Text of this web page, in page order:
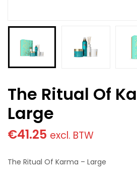
The Ritual Of
Large
€41.25 excl. BTW
The Ritual Of Karma – Large